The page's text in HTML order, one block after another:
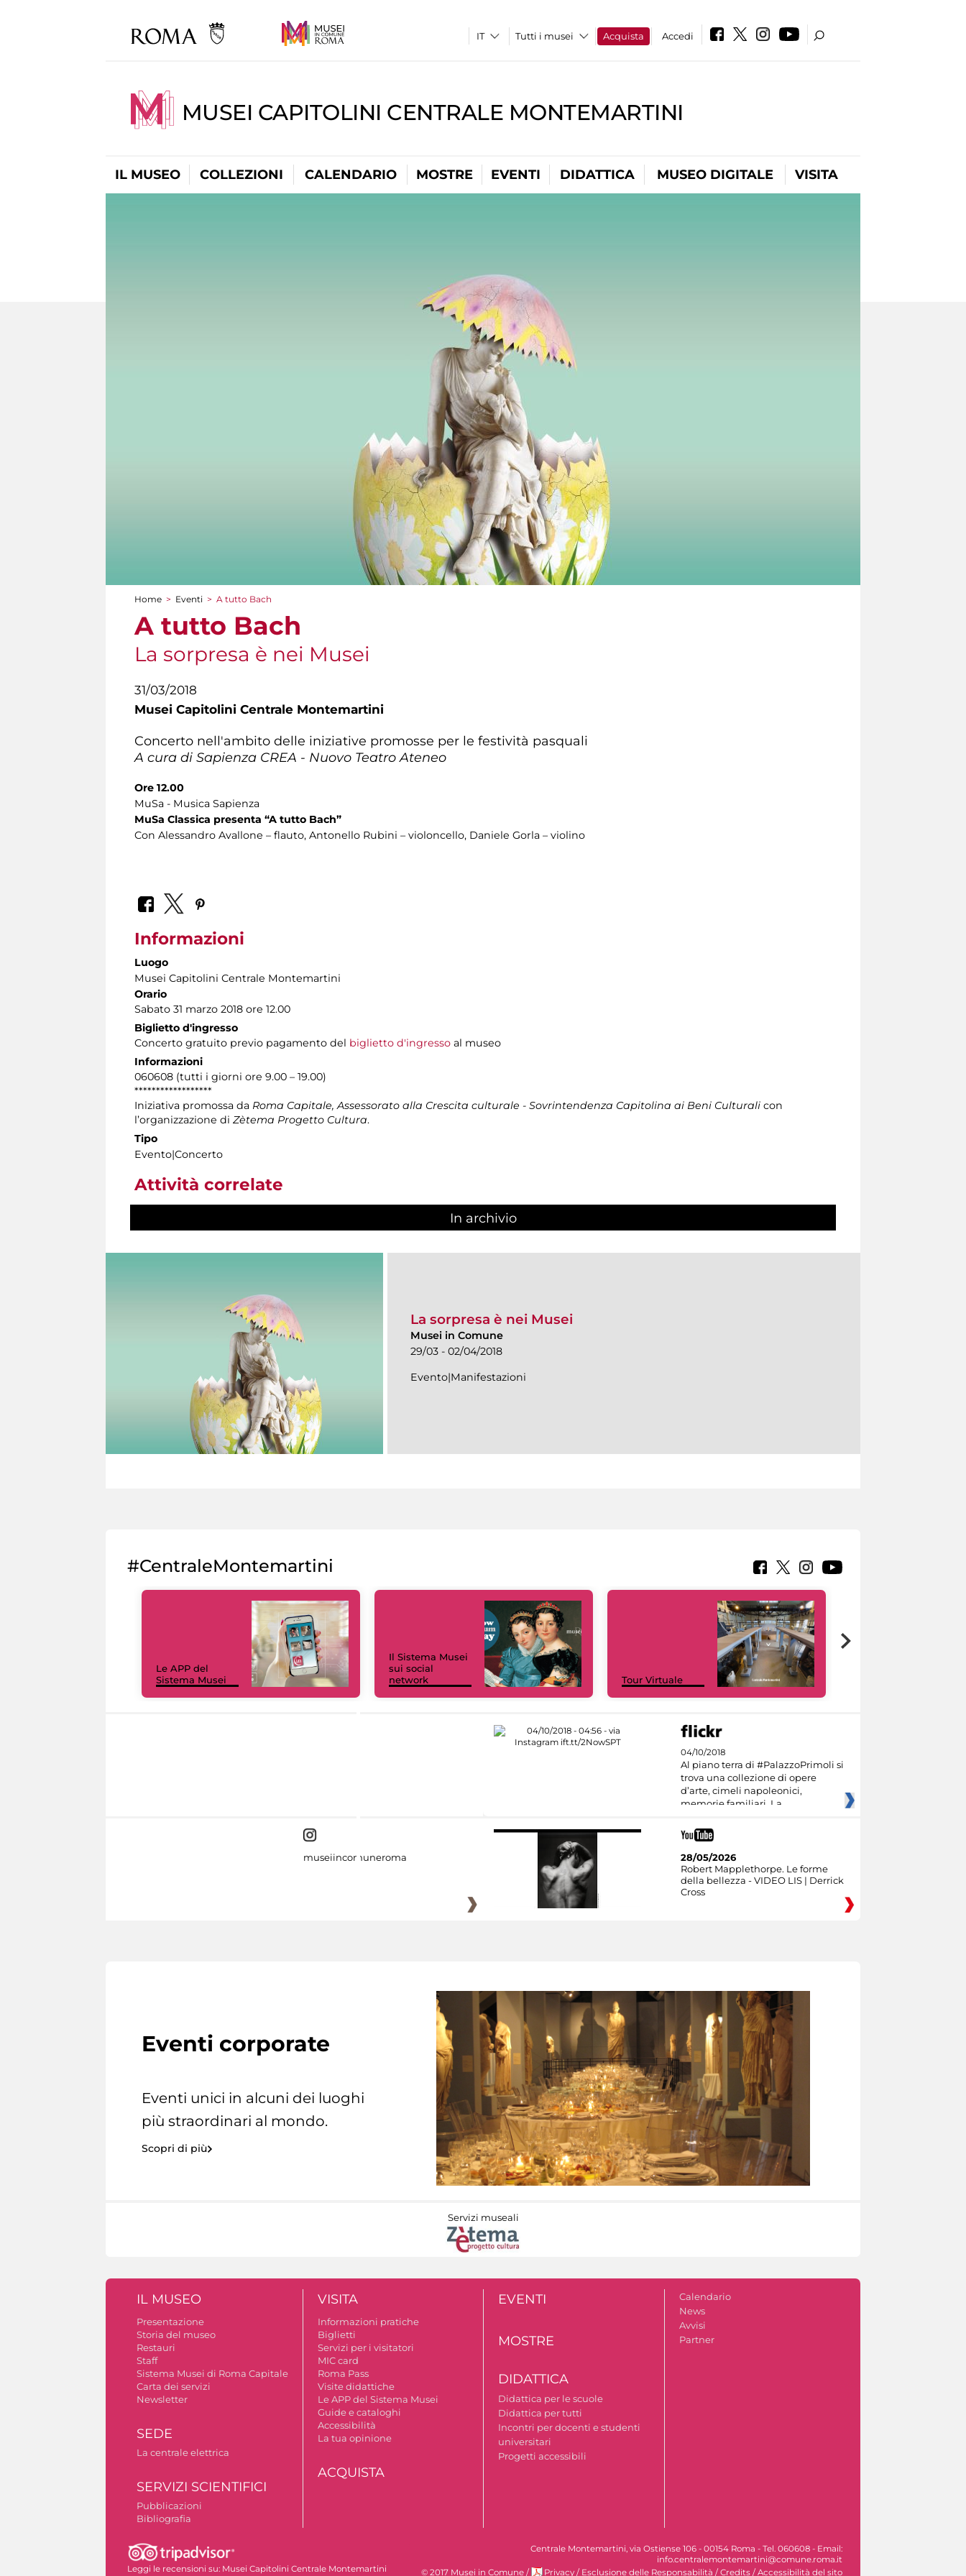
Tutti i musei Acquista Accedi
MUSEI CAPITOLINI CENTRALE MONTEMARTINI
IL MUSEO COLLEZIONI CALENDARIO MOSTRE EVENTI DIDATTICA MUSEO DIGITALE VISITA
Tu sei qui
Home > Eventi > A tutto Bach
A tutto Bach
La sorpresa è nei Musei
31/03/2018
Musei Capitolini Centrale Montemartini
Concerto nell'ambito delle iniziative promosse per le festività pasquali
A cura di Sapienza CREA - Nuovo Teatro Ateneo
Ore 12.00
MuSa - Musica Sapienza
MuSa Classica presenta “A tutto Bach”
Con Alessandro Avallone – flauto, Antonello Rubini – violoncello, Daniele Gorla – violino
Informazioni
Luogo
Musei Capitolini Centrale Montemartini
Orario
Sabato 31 marzo 2018 ore 12.00
Biglietto d'ingresso
Concerto gratuito previo pagamento del biglietto d'ingresso al museo
Informazioni
060608 (tutti i giorni ore 9.00 – 19.00)
******************
Iniziativa promossa da Roma Capitale, Assessorato alla Crescita culturale - Sovrintendenza Capitolina ai Beni Culturali con
l’organizzazione di Zètema Progetto Cultura.
Tipo
Evento|Concerto
Attività correlate
In archivio
La sorpresa è nei Musei
Musei in Comune
29/03 - 02/04/2018
Evento|Manifestazioni
#CentraleMontemartini
Le APP del
Sistema Musei
Il Sistema Musei
sui social
network
Tour Virtuale
04/10/2018
Al piano terra di #PalazzoPrimoli si
trova una collezione di opere
d’arte, cimeli napoleonici,
memorie familiari. La
museiincomuneroma
28/05/2026
Robert Mapplethorpe. Le forme
della bellezza - VIDEO LIS | Derrick
Cross
Eventi corporate
Eventi unici in alcuni dei luoghi
più straordinari al mondo.
Scopri di più
Servizi museali
IL MUSEO
Presentazione
Storia del museo
Restauri
Staff
Sistema Musei di Roma Capitale
Carta dei servizi
Newsletter
SEDE
La centrale elettrica
SERVIZI SCIENTIFICI
Pubblicazioni
Bibliografia
VISITA
Informazioni pratiche
Biglietti
Servizi per i visitatori
MIC card
Roma Pass
Visite didattiche
Le APP del Sistema Musei
Guide e cataloghi
Accessibilità
La tua opinione
ACQUISTA
EVENTI
MOSTRE
DIDATTICA
Didattica per le scuole
Didattica per tutti
Incontri per docenti e studenti
universitari
Progetti accessibili
Calendario
News
Avvisi
Partner
Leggi le recensioni su: Musei Capitolini Centrale Montemartini
Centrale Montemartini, via Ostiense 106 - 00154 Roma - Tel. 060608 - Email:
info.centralemontemartini@comune.roma.it
© 2017 Musei in Comune / Privacy / Esclusione delle Responsabilità / Credits / Accessibilità del sito